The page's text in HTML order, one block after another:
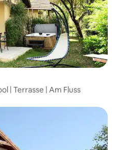
| Terrasse | Am Fluss